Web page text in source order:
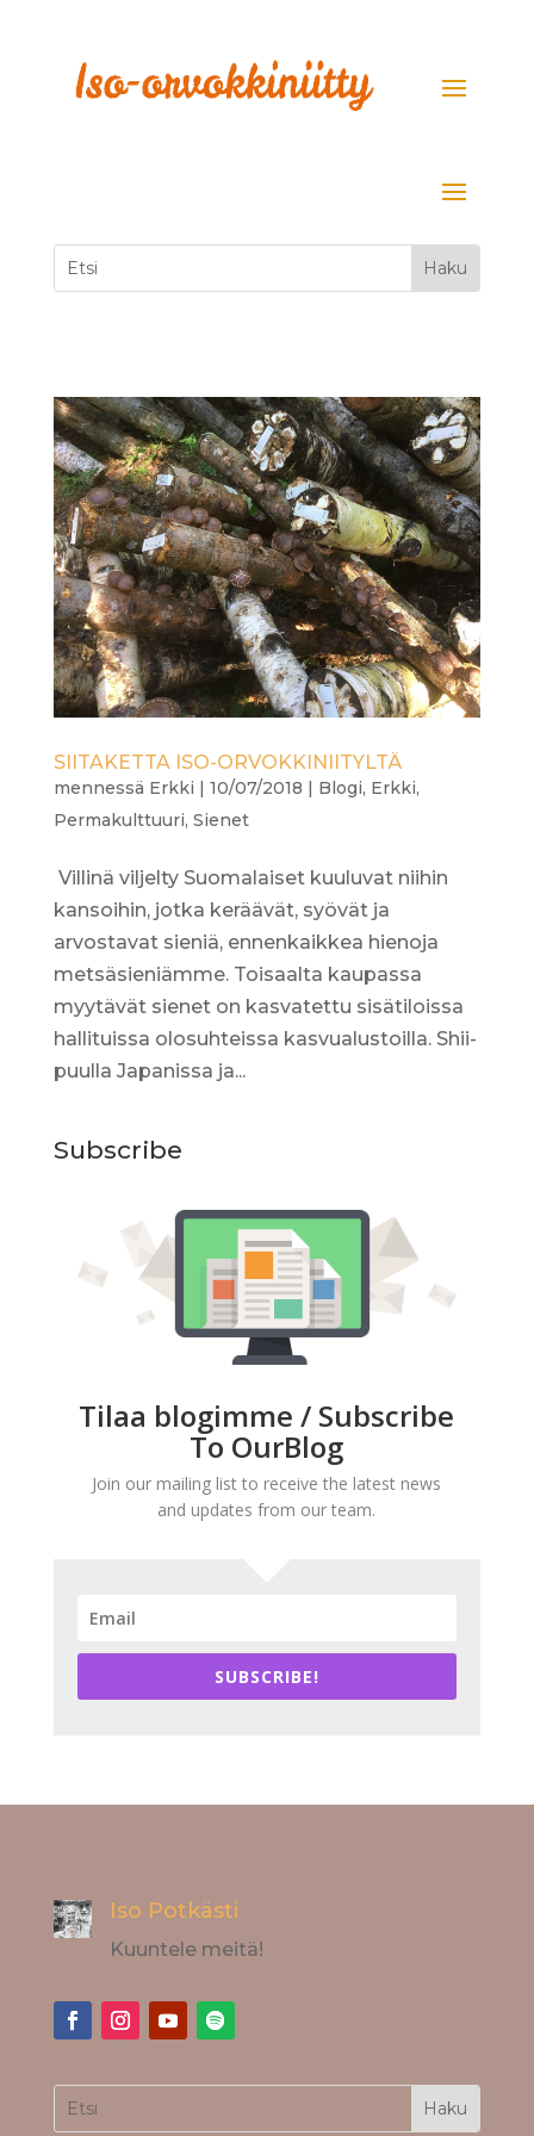
SIITAKETTA ISO-ORVOKKINIITYLTÄ
mennessä Erkki | 10/07/2018 | Blogi, Erkki,
Permakulttuuri, Sienet
Villinä viljelty Suomalaiset kuuluvat niihin
kansoihin, jotka keräävät, syövät ja
arvostavat sieniä, ennenkaikkea hienoja
metsäsieniämme. Toisaalta kaupassa
myytävät sienet on kasvatettu sisätiloissa
hallituissa olosuhteissa kasvualustoilla. Shii-
puulla Japanissa ja...
Subscribe
Tilaa blogimme / Subscribe
To OurBlog
Join our mailing list to receive the latest news
and updates from our team.
SUBSCRIBE!
Iso Potkästi
Kuuntele meitä!